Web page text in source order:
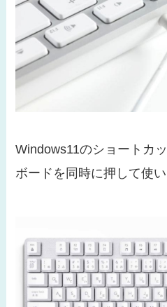
Windows11のショートカ
ボードを同時に押して使い